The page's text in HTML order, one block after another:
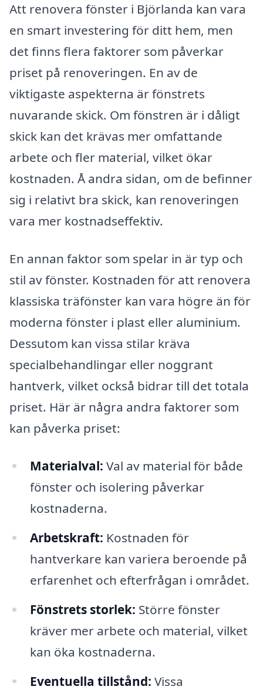
Att renovera fönster i Björlanda kan vara
en smart investering för ditt hem, men
det finns flera faktorer som påverkar
priset på renoveringen. En av de
viktigaste aspekterna är fönstrets
nuvarande skick. Om fönstren är i dåligt
skick kan det krävas mer omfattande
arbete och fler material, vilket ökar
kostnaden. Å andra sidan, om de befinner
sig i relativt bra skick, kan renoveringen
vara mer kostnadseffektiv.
En annan faktor som spelar in är typ och
stil av fönster. Kostnaden för att renovera
klassiska träfönster kan vara högre än för
moderna fönster i plast eller aluminium.
Dessutom kan vissa stilar kräva
specialbehandlingar eller noggrant
hantverk, vilket också bidrar till det totala
priset. Här är några andra faktorer som
kan påverka priset:
Materialval: Val av material för både
fönster och isolering påverkar
kostnaderna.
Arbetskraft: Kostnaden för
hantverkare kan variera beroende på
erfarenhet och efterfrågan i området.
Fönstrets storlek: Större fönster
kräver mer arbete och material, vilket
kan öka kostnaderna.
Eventuella tillstånd: Vissa